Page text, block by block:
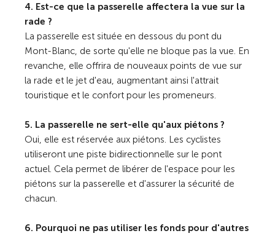
4. Est-ce que la passerelle affectera la vue sur la
rade ?
La passerelle est située en dessous du pont du
Mont-Blanc, de sorte qu'elle ne bloque pas la vue. En
revanche, elle offrira de nouveaux points de vue sur
la rade et le jet d'eau, augmentant ainsi l'attrait
touristique et le confort pour les promeneurs.
5. La passerelle ne sert-elle qu'aux piétons ?
Oui, elle est réservée aux piétons. Les cyclistes
utiliseront une piste bidirectionnelle sur le pont
actuel. Cela permet de libérer de l'espace pour les
piétons sur la passerelle et d'assurer la sécurité de
chacun.
6. Pourquoi ne pas utiliser les fonds pour d'autres